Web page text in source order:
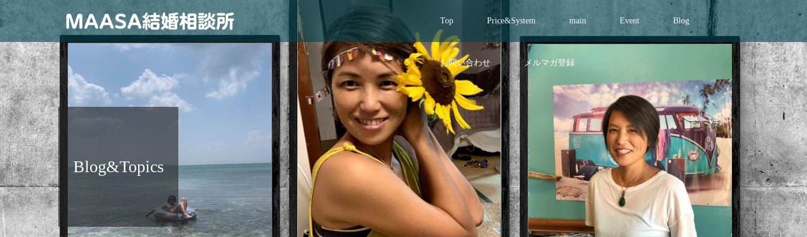
Top Price&System main Event Blog
お問い合わせ メルマガ登録
Blog&Topics